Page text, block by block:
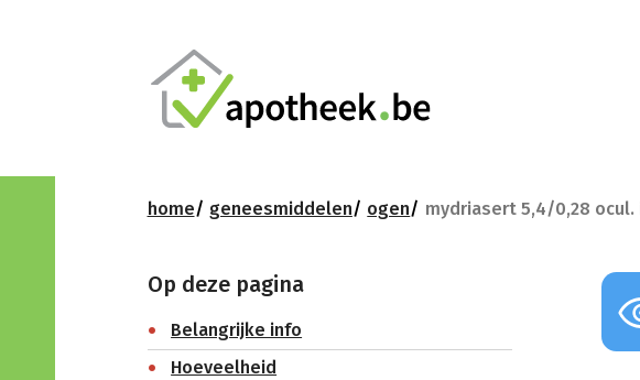
home geneesmiddelen ogen mydriasert 5,4/0,28 ocul.
Op deze pagina
Belangrijke info
Hoeveelheid